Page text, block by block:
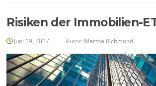
Risiken der Immobilien-
Juni 19, 2017 Autor: Martha Richmond